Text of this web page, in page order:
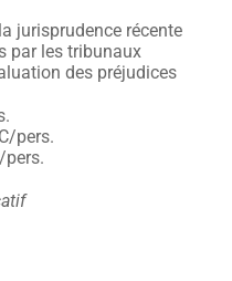
jurisprudence récente
par les tribunaux
des préjudices
pers.
pers.